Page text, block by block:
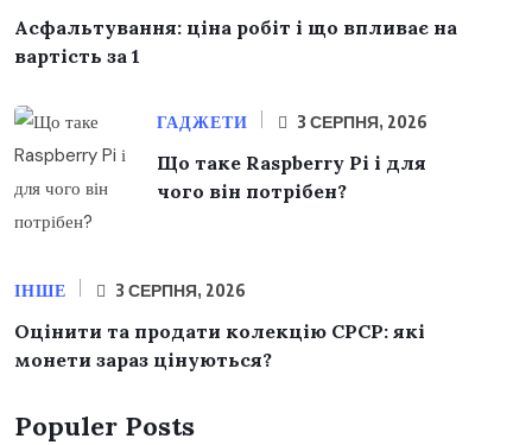
Асфальтування: ціна робіт і що впливає на
вартість за 1
ГАДЖЕТИ 3 СЕРПНЯ, 2026
Що таке Raspberry Pi і для
чого він потрібен?
ІНШЕ 3 СЕРПНЯ, 2026
Оцінити та продати колекцію СРСР: які
монети зараз цінуються?
Populer Posts